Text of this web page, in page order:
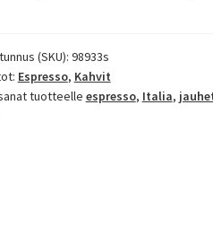
(SKU): 98933s
Espresso, Kahvit
tuotteelle espresso, Italia,